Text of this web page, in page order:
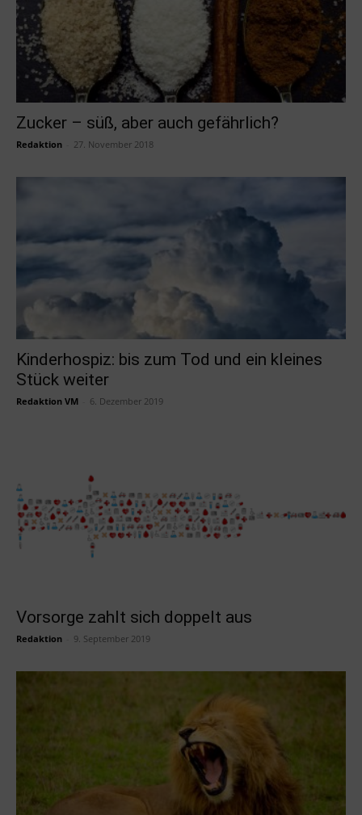
Zucker – süß, aber auch gefährlich?
Redaktion 27. November 2018
Kinderhospiz: bis zum Tod und ein kleines
Stück weiter
Redaktion VM 6. Dezember 2019
Vorsorge zahlt sich doppelt aus
Redaktion 9. September 2019